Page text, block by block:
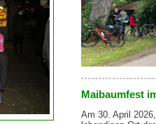
Maibaumfest
Am 30. April